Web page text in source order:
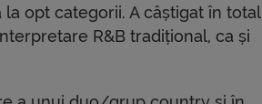
opt categorii. A câștigat în total
R&B tradițional, ca și